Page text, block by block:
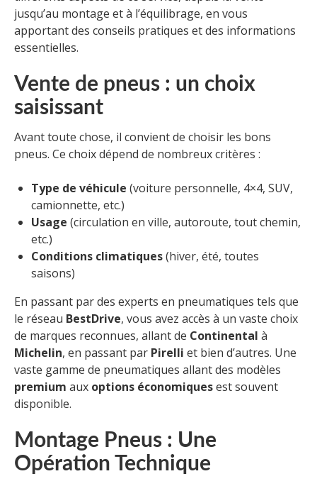
jusqu’au montage et à l’équilibrage, en vous
apportant des conseils pratiques et des informations
essentielles.
Vente de pneus : un choix
saisissant
Avant toute chose, il convient de choisir les bons
pneus. Ce choix dépend de nombreux critères :
Type de véhicule (voiture personnelle, 4×4, SUV,
camionnette, etc.)
Usage (circulation en ville, autoroute, tout chemin,
etc.)
Conditions climatiques(hiver, été, toutes
saisons)
En passant par des experts en pneumatiques tels que
le réseau BestDrive, vous avez accès à un vaste choix
de marques reconnues, allant de Continental à
Michelin, en passant par Pirelli et bien d’autres. Une
vaste gamme de pneumatiques allant des modèles
premium aux options économiquesest souvent
disponible.
Montage Pneus : Une
Opération Technique